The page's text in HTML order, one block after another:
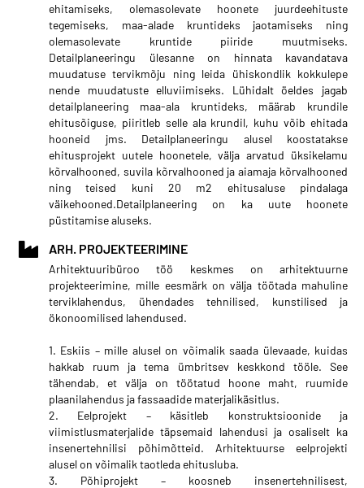
ehitamiseks, olemasolevate hoonete juurdeehituste
tegemiseks, maa-alade kruntideks jaotamiseks ning
olemasolevate kruntide piiride muutmiseks.
Detailplaneeringu ülesanne on hinnata kavandatava
muudatuse tervikmõju ning leida ühiskondlik kokkulepe
nende muudatuste elluviimiseks. Lühidalt öeldes jagab
detailplaneering maa-ala kruntideks, määrab krundile
ehitusõiguse, piiritleb selle ala krundil, kuhu võib ehitada
hooneid jms. Detailplaneeringu alusel koostatakse
ehitusprojekt uutele hoonetele, välja arvatud üksikelamu
kõrvalhooned, suvila kõrvalhooned ja aiamaja kõrvalhooned
ning teised kuni 20 m2 ehitusaluse pindalaga
väikehooned.Detailplaneering on ka uute hoonete
püstitamise aluseks.
ARH. PROJEKTEERIMINE
Arhitektuuribüroo töö keskmes on arhitektuurne
projekteerimine, mille eesmärk on välja töötada mahuline
terviklahendus, ühendades tehnilised, kunstilised ja
ökonoomilised lahendused.
1. Eskiis – mille alusel on võimalik saada ülevaade, kuidas
hakkab ruum ja tema ümbritsev keskkond tööle. See
tähendab, et välja on töötatud hoone maht, ruumide
plaanilahendus ja fassaadide materjalikäsitlus.
2. Eelprojekt – käsitleb konstruktsioonide ja
viimistlusmaterjalide täpsemaid lahendusi ja osaliselt ka
insenertehnilisi põhimõtteid. Arhitektuurse eelprojekti
alusel on võimalik taotleda ehitusluba.
3. Põhiprojekt – koosneb insenertehnilisest,